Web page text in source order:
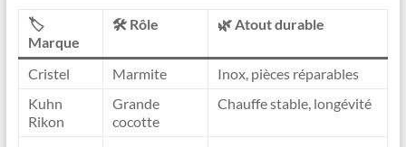
🏷️
Marque
🛠️ Rôle 🌿 Atout durable
Cristel Marmite
Inox, pièces réparables
Kuhn
Rikon
Grande
cocotte
Chauffe stable, longévité